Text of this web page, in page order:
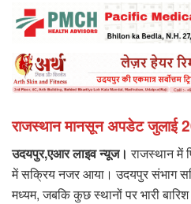
राजस्थान मानसून अपडेट जुलाई
उदयपुर,एआर लाइव न्यूज। राजस्थान में
में सक्रिय नजर आया। उदयपुर संभाग
मध्यम, जबकि कुछ स्थानों पर भारी